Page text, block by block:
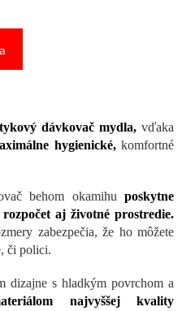
dávkovač mydla, vďaka
hygienické,komfortné
behom okamihu poskytne
aj životné prostredie.
zabezpečia, že ho môžete
či polici.
dizajne s hladkým povrchom a
najvyššej kvality